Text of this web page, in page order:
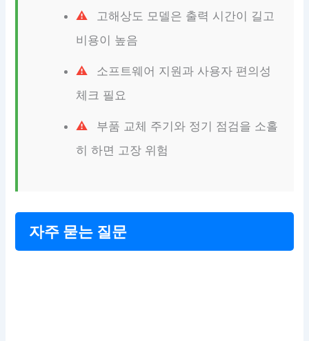
고해상도 모델은 출력 시간이 길고
비용이 높음
소프트웨어 지원과 사용자 편의성
체크 필요
부품 교체 주기와 정기 점검을 소홀
히 하면 고장 위험
자주 묻는 질문